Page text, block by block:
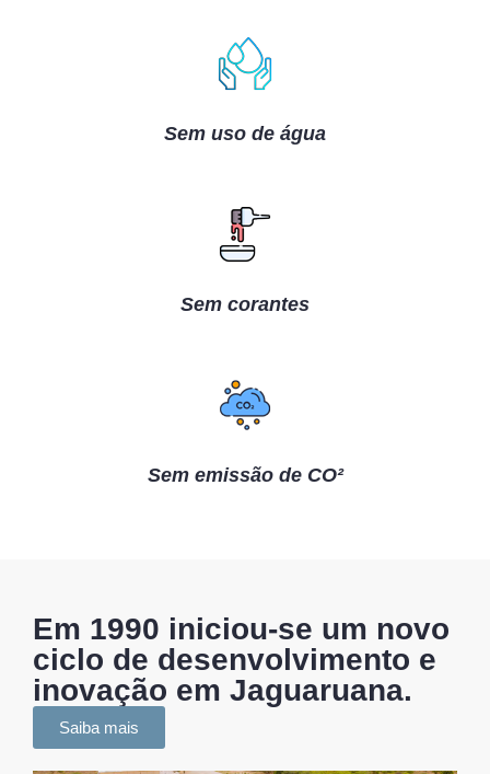
Sem uso de água
Sem corantes
Sem emissão de CO²
Em 1990 iniciou-se um novo
ciclo de desenvolvimento e
inovação em Jaguaruana.
Saiba mais